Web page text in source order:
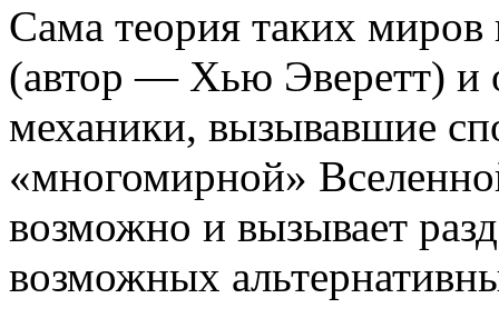
Сама теория таких
(автор — Хью Эверетт) и
механики, вызывавшие
«многомирной»
возможно и вызывает
возможных